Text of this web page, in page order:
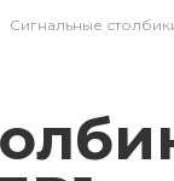
Сигнальные